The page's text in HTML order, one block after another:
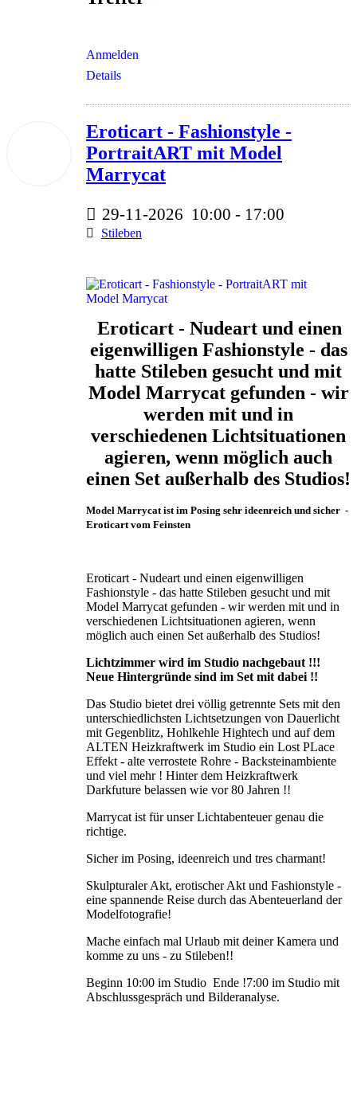
Anmelden
Details
Eroticart - Fashionstyle -
PortraitART mit Model
Marrycat
29-11-2026 10:00 - 17:00
Stileben
Eroticart - Nudeart und einen
eigenwilligen Fashionstyle - das
hatte Stileben gesucht und mit
Model Marrycat gefunden - wir
werden mit und in
verschiedenen Lichtsituationen
agieren, wenn möglich auch
einen Set außerhalb des Studios!
Model Marrycat ist im Posing sehr ideenreich und sicher -
Eroticart vom Feinsten
Eroticart - Nudeart und einen eigenwilligen
Fashionstyle - das hatte Stileben gesucht und mit
Model Marrycat gefunden - wir werden mit und in
verschiedenen Lichtsituationen agieren, wenn
möglich auch einen Set außerhalb des Studios!
Lichtzimmer wird im Studio nachgebaut !!!
Neue Hintergründe sind im Set mit dabei !!
Das Studio bietet drei völlig getrennte Sets mit den
unterschiedlichsten Lichtsetzungen von Dauerlicht
mit Gegenblitz, Hohlkehle Hightech und auf dem
ALTEN Heizkraftwerk im Studio ein Lost PLace
Effekt - alte verrostete Rohre - Backsteinambiente
und viel mehr ! Hinter dem Heizkraftwerk
Darkfuture belassen wie vor 80 Jahren !!
Marrycat ist für unser Lichtabenteuer genau die
richtige.
Sicher im Posing, ideenreich und tres charmant!
Skulpturaler Akt, erotischer Akt und Fashionstyle -
eine spannende Reise durch das Abenteuerland der
Modelfotografie!
Mache einfach mal Urlaub mit deiner Kamera und
komme zu uns - zu Stileben!!
Beginn 10:00 im Studio Ende !7:00 im Studio mit
Abschlussgespräch und Bilderanalyse.